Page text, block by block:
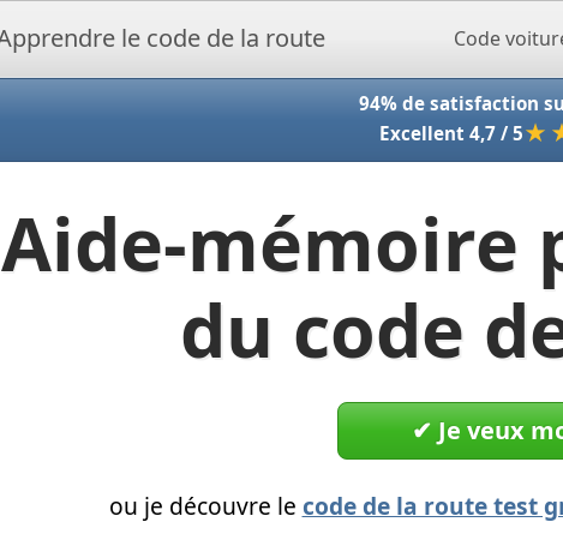
Accueil - Codeclic
Code
94% de satisfaction
Excellent 4,7 / 5
Aide-mémoire
du code
✔︎ Je veux
ou je découvre le code de la route test